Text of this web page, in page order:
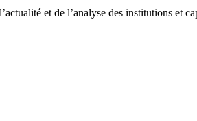
et de l’analyse des institutions et